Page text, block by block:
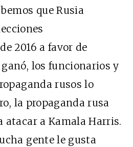
que Rusia
2016 a favor de
los funcionarios y
rusos lo
la propaganda rusa
atacar a Kamala Harris.
gente le gusta